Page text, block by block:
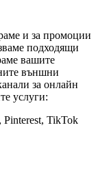
и за промоции
подходящи
вашите
външни
за онлайн
услуги:
TikTok